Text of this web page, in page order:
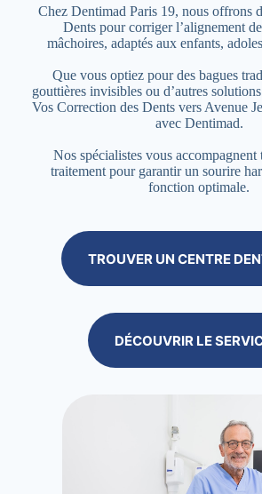
Chez Dentimad Paris 19, nous offrons
Dents pour corriger l’alignement
mâchoires, adaptés aux enfants,
Que vous optiez pour des bagues
gouttières invisibles ou d’autres
Vos Correction des Dents vers Avenue
avec Dentimad.
Nos spécialistes vous
traitement pour garantir un sourire
fonction optimale.
TROUVER UN CENTRE
DÉCOUVRIR LE